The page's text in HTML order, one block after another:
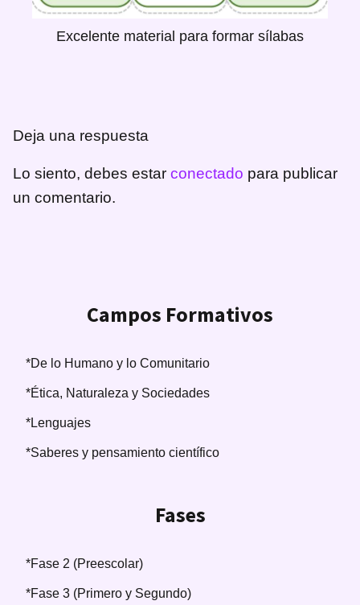
Excelente material para formar sílabas
Deja una respuesta
Lo siento, debes estar conectado para publicar
un comentario.
Campos Formativos
*De lo Humano y lo Comunitario
*Ética, Naturaleza y Sociedades
*Lenguajes
*Saberes y pensamiento científico
Fases
*Fase 2 (Preescolar)
*Fase 3 (Primero y Segundo)